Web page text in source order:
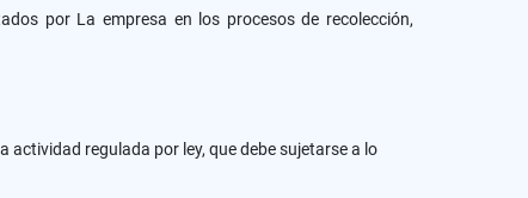
por La empresa en los procesos de recolección,
actividad regulada por ley, que debe sujetarse a lo